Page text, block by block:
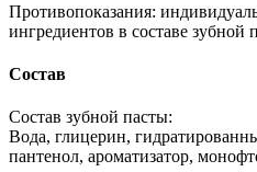
Противопоказания:
ингредиентов в составе зубной
Состав
Состав зубной пасты:
Вода, глицерин,
пантенол, ароматизатор,